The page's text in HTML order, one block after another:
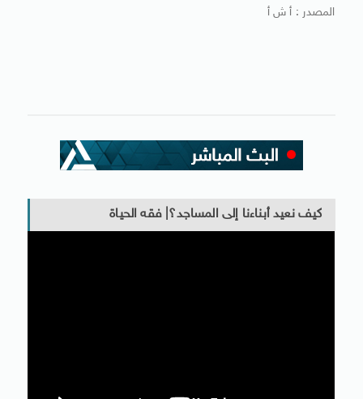
المصدر : أ ش أ
كيف نعيد أبناءنا إلى المساجد؟| فقه الحياة